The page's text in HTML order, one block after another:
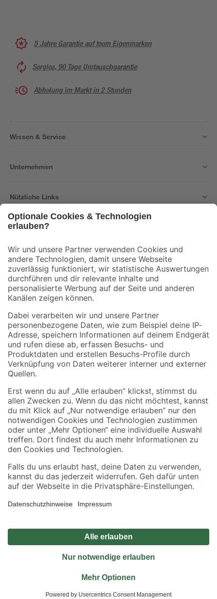
5 Jahre Garantie auf toom Eigenmarken
Sorglos, 90 Tage Umtauschgarantie
Abholung im Markt in 2 Stunden
Wissen & Service
Unternehmen
Nützliche Links
Der toom Newsletter: Keine Angebote und Aktionen mehr verpassen!
Zur Newsletter Anmeldung
Folge uns
Zahlungsarten Versandarten
Sicher einkaufen
Jetzt die toom-App herunterladen
Alle Preisangaben in EUR inkl. gesetzl. MwSt.. Die dargestellten Angebote sind unter
Umständen nicht in allen Märkten verfügbar. Die angegebenen Verfügbarkeiten beziehen
Produkte nur solange der Vorrat reicht.
*Paketversand ab 59 € versandkostenfrei, gilt nicht für Artikel mit Speditionsversand, hier
Privatsphäre Impressum
Nutzungsbedingungen
Widerrufsrecht
Vertrag widerrufen
© 2026 toom Baumarkt GmbH